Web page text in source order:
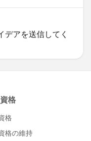
アを送信してく